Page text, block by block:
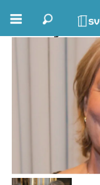
Inspirerande
Personlig
Life Stories &
Jenny